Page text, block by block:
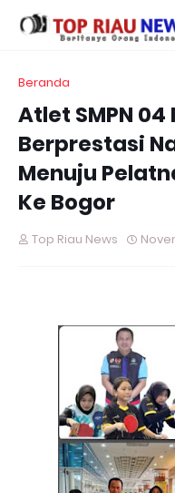
Beranda
Atlet SMPN
Berprestasi
Menuju
Ke Bogor
Top Riau News